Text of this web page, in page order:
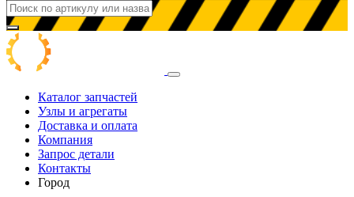
Каталог запчастей
Узлы и агрегаты
Доставка и оплата
Компания
Запрос детали
Контакты
Город